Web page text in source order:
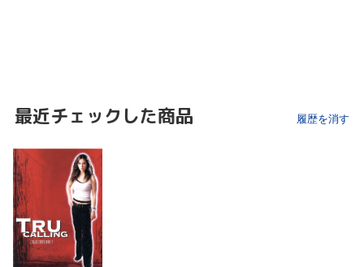
最近チェックした商品 履歴を消す